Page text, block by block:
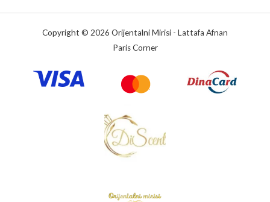
Copyright © 2026 Orijentalni Mirisi - Lattafa Afnan
Paris Corner